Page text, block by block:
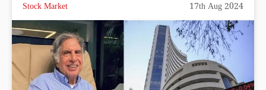
Stock Market 17th Aug 2024